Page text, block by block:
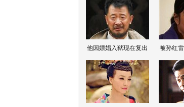
他因嫖娼入狱现在复出 被孙红